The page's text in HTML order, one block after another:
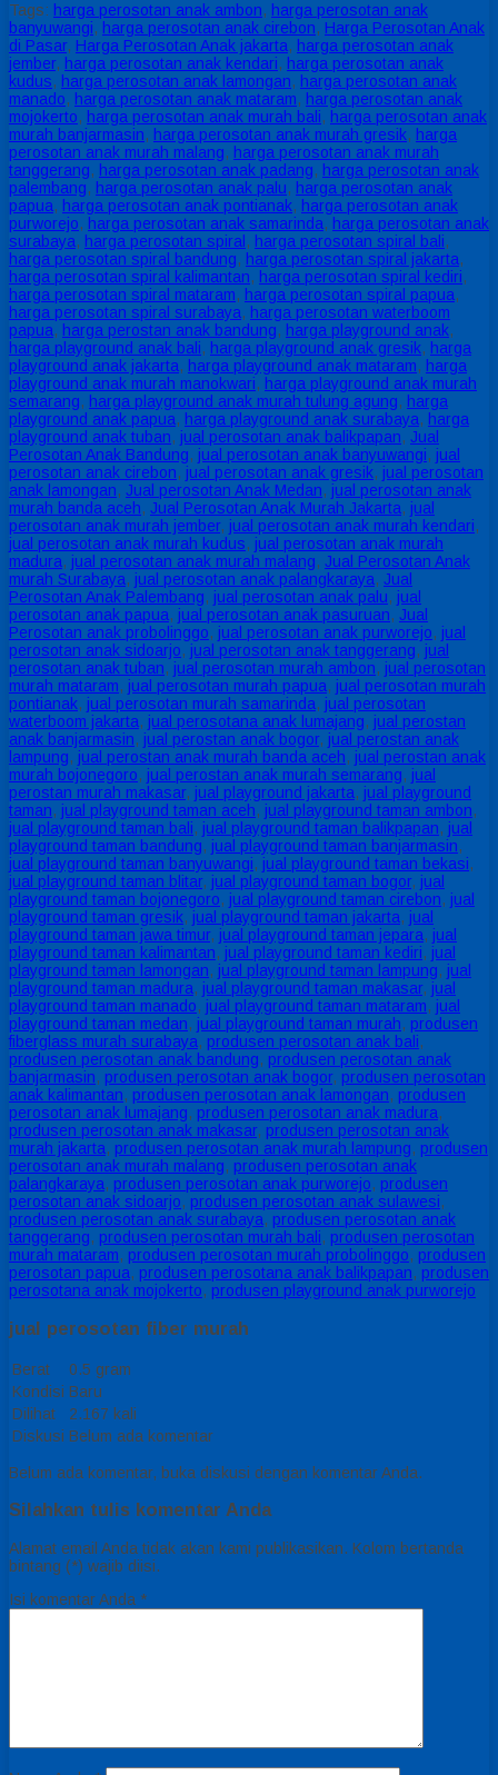
Tags: harga perosotan anak ambon, harga perosotan anak
banyuwangi, harga perosotan anak cirebon, Harga Perosotan Anak
di Pasar, Harga Perosotan Anak jakarta, harga perosotan anak
jember, harga perosotan anak kendari, harga perosotan anak
kudus, harga perosotan anak lamongan, harga perosotan anak
manado, harga perosotan anak mataram, harga perosotan anak
mojokerto, harga perosotan anak murah bali, harga perosotan anak
murah banjarmasin, harga perosotan anak murah gresik, harga
perosotan anak murah malang, harga perosotan anak murah
tanggerang, harga perosotan anak padang, harga perosotan anak
palembang, harga perosotan anak palu, harga perosotan anak
papua, harga perosotan anak pontianak, harga perosotan anak
purworejo, harga perosotan anak samarinda, harga perosotan anak
surabaya, harga perosotan spiral , harga perosotan spiral bali,
harga perosotan spiral bandung, harga perosotan spiral jakarta,
harga perosotan spiral kalimantan, harga perosotan spiral kediri,
harga perosotan spiral mataram, harga perosotan spiral papua,
harga perosotan spiral surabaya, harga perosotan waterboom
papua, harga perostan anak bandung, harga playground anak,
harga playground anak bali, harga playground anak gresik, harga
playground anak jakarta, harga playground anak mataram, harga
playground anak murah manokwari, harga playground anak murah
semarang, harga playground anak murah tulung agung, harga
playground anak papua, harga playground anak surabaya, harga
playground anak tuban, jual perosotan anak balikpapan, Jual
Perosotan Anak Bandung, jual perosotan anak banyuwangi, jual
perosotan anak cirebon, jual perosotan anak gresik, jual perosotan
anak lamongan, Jual perosotan Anak Medan, jual perosotan anak
murah banda aceh, Jual Perosotan Anak Murah Jakarta, jual
perosotan anak murah jember, jual perosotan anak murah kendari,
jual perosotan anak murah kudus, jual perosotan anak murah
madura, jual perosotan anak murah malang, Jual Perosotan Anak
murah Surabaya, jual perosotan anak palangkaraya, Jual
Perosotan Anak Palembang, jual perosotan anak palu, jual
perosotan anak papua, jual perosotan anak pasuruan, Jual
Perosotan anak probolinggo, jual perosotan anak purworejo, jual
perosotan anak sidoarjo, jual perosotan anak tanggerang, jual
perosotan anak tuban, jual perosotan murah ambon, jual perosotan
murah mataram, jual perosotan murah papua, jual perosotan murah
pontianak, jual perosotan murah samarinda, jual perosotan
waterboom jakarta, jual perosotana anak lumajang, jual perostan
anak banjarmasin, jual perostan anak bogor, jual perostan anak
lampung, jual perostan anak murah banda aceh, jual perostan anak
murah bojonegoro, jual perostan anak murah semarang, jual
perostan murah makasar, jual playground jakarta, jual playground
taman, jual playground taman aceh, jual playground taman ambon,
jual playground taman bali, jual playground taman balikpapan, jual
playground taman bandung, jual playground taman banjarmasin,
jual playground taman banyuwangi, jual playground taman bekasi,
jual playground taman blitar, jual playground taman bogor, jual
playground taman bojonegoro, jual playground taman cirebon, jual
playground taman gresik, jual playground taman jakarta, jual
playground taman jawa timur, jual playground taman jepara, jual
playground taman kalimantan, jual playground taman kediri, jual
playground taman lamongan, jual playground taman lampung, jual
playground taman madura, jual playground taman makasar, jual
playground taman manado, jual playground taman mataram, jual
playground taman medan, jual playground taman murah, produsen
fiberglass murah surabaya, produsen perosotan anak bali,
produsen perosotan anak bandung, produsen perosotan anak
banjarmasin, produsen perosotan anak bogor, produsen perosotan
anak kalimantan, produsen perosotan anak lamongan, produsen
perosotan anak lumajang, produsen perosotan anak madura,
produsen perosotan anak makasar, produsen perosotan anak
murah jakarta, produsen perosotan anak murah lampung, produsen
perosotan anak murah malang, produsen perosotan anak
palangkaraya, produsen perosotan anak purworejo, produsen
perosotan anak sidoarjo, produsen perosotan anak sulawesi,
produsen perosotan anak surabaya, produsen perosotan anak
tanggerang, produsen perosotan murah bali, produsen perosotan
murah mataram, produsen perosotan murah probolinggo, produsen
perosotan papua, produsen perosotana anak balikpapan, produsen
perosotana anak mojokerto, produsen playground anak purworejo
jual perosotan fiber murah
Berat
0.5 gram
Kondisi Baru
Dilihat
2.167 kali
Diskusi Belum ada komentar
Belum ada komentar, buka diskusi dengan komentar Anda.
Silahkan tulis komentar Anda
Alamat email Anda tidak akan kami publikasikan. Kolom bertanda
bintang (*) wajib diisi.
Isi komentar Anda *